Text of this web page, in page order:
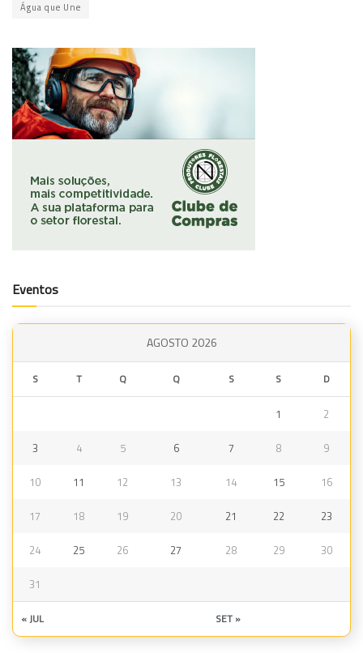
Água que Une
Eventos
AGOSTO 2026
S T Q Q S S D
1 2
3 4 5 6 7 8 9
10 11 12 13 14 15 16
17 18 19 20 21 22 23
24 25 26 27 28 29 30
31
« JUL SET »